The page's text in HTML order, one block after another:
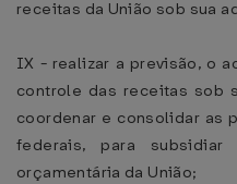
receitas da União sob sua
IX - realizar a previsão, o
controle das receitas sob
coordenar e consolidar as
federais, para
orçamentária da União;